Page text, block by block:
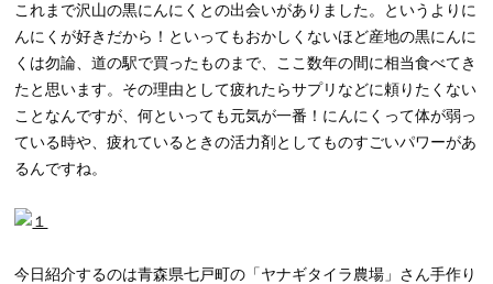
これまで沢山の黒にんにくとの出会いがありました。というよりに
んにくが好きだから！といってもおかしくないほど産地の黒にんに
くは勿論、道の駅で買ったものまで、ここ数年の間に相当食べてき
たと思います。その理由として疲れたらサプリなどに頼りたくない
ことなんですが、何といっても元気が一番！にんにくって体が弱っ
ている時や、疲れているときの活力剤としてものすごいパワーがあ
るんですね。
今日紹介するのは青森県七戸町の「ヤナギタイラ農場」さん手作り